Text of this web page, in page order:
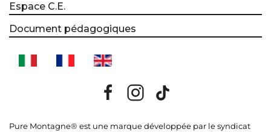
Espace C.E.
Document pédagogiques
Pure Montagne® est une marque développée par le syndicat